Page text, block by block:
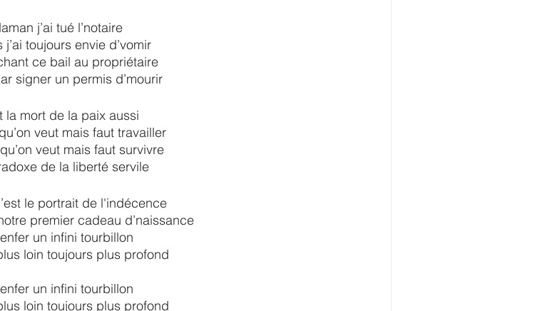
j’ai tué l’notaire
j’ai toujours envie d’vomir
ce bail au propriétaire
signer un permis d’mourir
la mort de la paix aussi
veut mais faut travailler
veut mais faut survivre
de la liberté servile
le portrait de l'indécence
premier cadeau d’naissance
un infini tourbillon
loin toujours plus profond
un infini tourbillon
loin toujours plus profond